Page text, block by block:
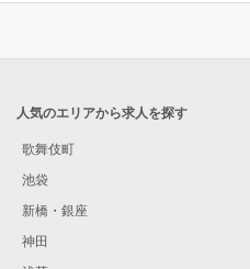
人気のエリアから求人を探す
歌舞伎町
池袋
新橋・銀座
神田